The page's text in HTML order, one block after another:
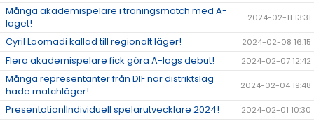
Många akademispelare i träningsmatch med A-
laget!
2024-02-11 13:31
Cyril Laomadi kallad till regionalt läger! 2024-02-08 16:15
Flera akademispelare fick göra A-lags debut! 2024-02-07 12:42
Många representanter från DIF när distriktslag
hade matchläger!
2024-02-04 19:48
Presentation|Individuell spelarutvecklare 2024! 2024-02-01 10:30